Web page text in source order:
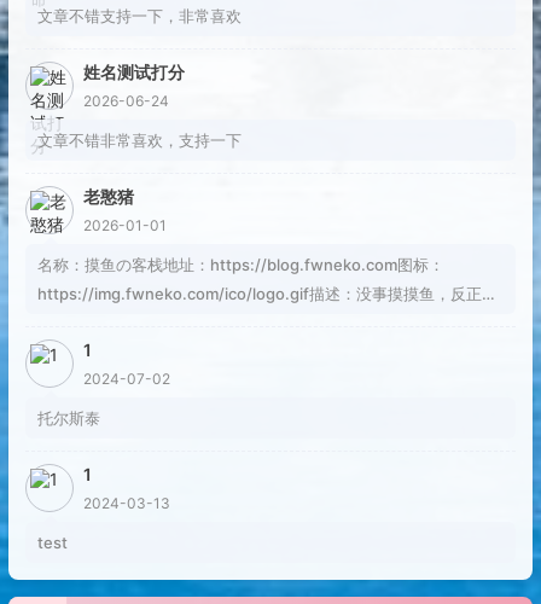
文章不错支持一下，非常喜欢
姓名测试打分
2026-06-24
文章不错非常喜欢，支持一下
老憨猪
2026-01-01
名称：摸鱼の客栈地址：https://blog.fwneko.com图标：
https://img.fwneko.com/ico/logo.gif描述：没事摸摸鱼，反正焦
1
2024-07-02
托尔斯泰
1
2024-03-13
test